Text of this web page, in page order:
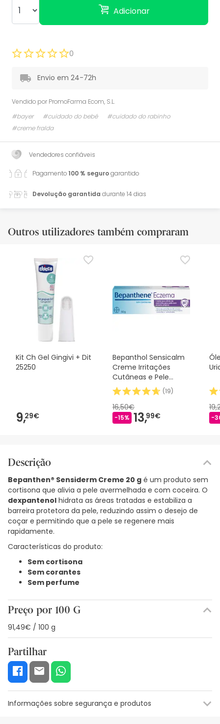
Adicionar
0
Envio em 24-72h
Vendido por PromoFarma Ecom, S.L.
#bayer
#cuidado do bebé
#cuidado do rabinho
#creme fralda
Vendedores confiáveis
Pagamento100 % segurogarantido
Devolução garantida durante 14 dias
Outros utilizadores também compraram
Kit Ch Gel Gingivi + Dit
25250
9,29€
Bepanthol Sensicalm
Creme Irritações
Cutâneas e Pele
Atópica 50 g
(19)
16,50€
-15% 13,99€ -
Descrição
Bepanthen® Sensiderm Creme 20 g é um produto sem
cortisona que alivia a pele avermelhada e com coceira. O
dexpantenol hidrata as áreas tratadas e estabiliza a
barreira protetora da pele, reduzindo assim o desejo de
coçar e permitindo que a pele se regenere mais
rapidamente.
Características do produto:
Sem cortisona
Sem corantes
Sem perfume
Preço por 100 G
91,49€ / 100 g
Partilhar
Informações sobre segurança e produtos